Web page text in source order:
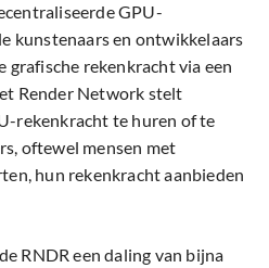
GPU-
kunstenaars en ontwikkelaars
rekenkracht via een
Render Network stelt
rekenkracht te huren of te
oftewel mensen met
hun rekenkracht aanbieden
RNDR een daling van bijna